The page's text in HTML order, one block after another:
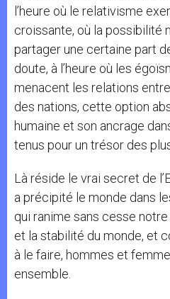
l’heure où le relativisme
croissante, où la possibilité
partager une certaine part
doute, à l’heure où les
menacent les relations
des nations, cette option
humaine et son ancrage
tenus pour un trésor des
Là réside le vrai secret de
a précipité le monde dans
qui ranime sans cesse notre
et la stabilité du monde, et
à le faire, hommes et
ensemble.